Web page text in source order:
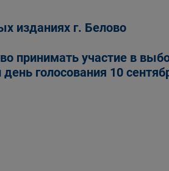
изданиях г. Белово
принимать участие в
голосования 10